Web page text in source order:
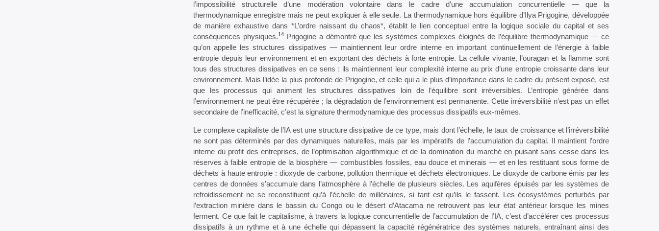
l’impossibilité structurelle d’une modération volontaire dans le cadre d’une accumulation concurrentielle — que la
thermodynamique enregistre mais ne peut expliquer à elle seule. La thermodynamique hors équilibre d’Ilya Prigogine, développée
de manière exhaustive dans *L’ordre naissant du chaos*, établit le lien conceptuel entre la logique sociale du capital et ses
conséquences physiques.14Prigogine a démontré que les systèmes complexes éloignés de l’équilibre thermodynamique — ce
qu’on appelle les structures dissipatives — maintiennent leur ordre interne en important continuellement de l’énergie à faible
entropie depuis leur environnement et en exportant des déchets à forte entropie. La cellule vivante, l’ouragan et la flamme sont
tous des structures dissipatives en ce sens : ils maintiennent leur complexité interne au prix d’une entropie croissante dans leur
environnement. Mais l’idée la plus profonde de Prigogine, et celle qui a le plus d’importance dans le cadre du présent exposé, est
que les processus qui animent les structures dissipatives loin de l’équilibre sont irréversibles. L’entropie générée dans
l’environnement ne peut être récupérée ; la dégradation de l’environnement est permanente. Cette irréversibilité n’est pas un effet
secondaire de l’inefficacité, c’est la signature thermodynamique des processus dissipatifs eux-mêmes.
Le complexe capitaliste de l’IA est une structure dissipative de ce type, mais dont l’échelle, le taux de croissance et l’irréversibilité
ne sont pas déterminés par des dynamiques naturelles, mais par les impératifs de l’accumulation du capital. Il maintient l’ordre
interne du profit des entreprises, de l’optimisation algorithmique et de la domination du marché en puisant sans cesse dans les
réserves à faible entropie de la biosphère — combustibles fossiles, eau douce et minerais — et en les restituant sous forme de
déchets à haute entropie : dioxyde de carbone, pollution thermique et déchets électroniques. Le dioxyde de carbone émis par les
centres de données s’accumule dans l’atmosphère à l’échelle de plusieurs siècles. Les aquifères épuisés par les systèmes de
refroidissement ne se reconstituent qu’à l’échelle de millénaires, si tant est qu’ils le fassent. Les écosystèmes perturbés par
l’extraction minière dans le bassin du Congo ou le désert d’Atacama ne retrouvent pas leur état antérieur lorsque les mines
ferment. Ce que fait le capitalisme, à travers la logique concurrentielle de l’accumulation de l’IA, c’est d’accélérer ces processus
dissipatifs à un rythme et à une échelle qui dépassent la capacité régénératrice des systèmes naturels, entraînant ainsi des